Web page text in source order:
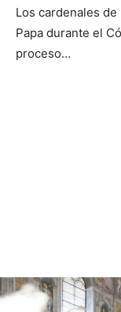
Los cardenales
Papa durante el
proceso…